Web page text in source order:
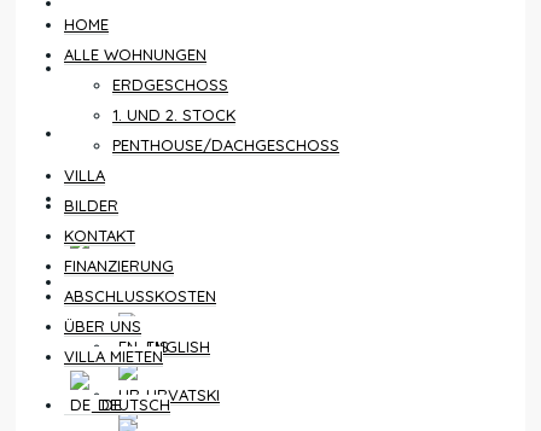
ABSCHLUSSKOSTEN
VILLA MIETEN
DEUTSCH
ENGLISH
HRVATSKI
HOME
ALLE WOHNUNGEN
ERDGESCHOSS
1. UND 2. STOCK
PENTHOUSE/DACHGESCHOSS
VILLA
BILDER
KONTAKT
FINANZIERUNG
ABSCHLUSSKOSTEN
ÜBER UNS
VILLA MIETEN
DEUTSCH